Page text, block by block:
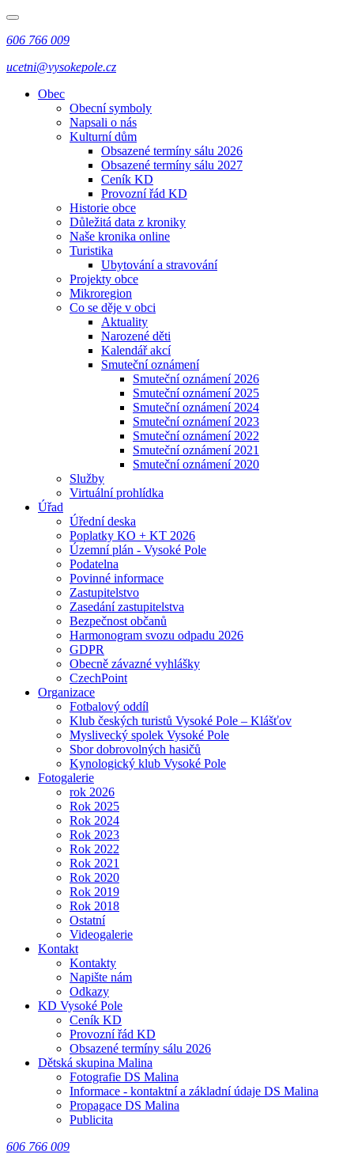
606 766 009
ucetni@vysokepole.cz
Obec
Obecní symboly
Napsali o nás
Kulturní dům
Obsazené termíny sálu 2026
Obsazené termíny sálu 2027
Ceník KD
Provozní řád KD
Historie obce
Důležitá data z kroniky
Naše kronika online
Turistika
Ubytování a stravování
Projekty obce
Mikroregion
Co se děje v obci
Aktuality
Narozené děti
Kalendář akcí
Smuteční oznámení
Smuteční oznámení 2026
Smuteční oznámení 2025
Smuteční oznámení 2024
Smuteční oznámení 2023
Smuteční oznámení 2022
Smuteční oznámení 2021
Smuteční oznámení 2020
Služby
Virtuální prohlídka
Úřad
Úřední deska
Poplatky KO + KT 2026
Územní plán - Vysoké Pole
Podatelna
Povinné informace
Zastupitelstvo
Zasedání zastupitelstva
Bezpečnost občanů
Harmonogram svozu odpadu 2026
GDPR
Obecně závazné vyhlášky
CzechPoint
Organizace
Fotbalový oddíl
Klub českých turistů Vysoké Pole – Klášťov
Myslivecký spolek Vysoké Pole
Sbor dobrovolných hasičů
Kynologický klub Vysoké Pole
Fotogalerie
rok 2026
Rok 2025
Rok 2024
Rok 2023
Rok 2022
Rok 2021
Rok 2020
Rok 2019
Rok 2018
Ostatní
Videogalerie
Kontakt
Kontakty
Napište nám
Odkazy
KD Vysoké Pole
Ceník KD
Provozní řád KD
Obsazené termíny sálu 2026
Dětská skupina Malina
Fotografie DS Malina
Informace - kontaktní a základní údaje DS Malina
Propagace DS Malina
Publicita
606 766 009